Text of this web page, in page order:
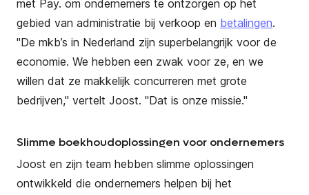
met Pay. om ondernemers te ontzorgen op het
gebied van administratie bij verkoop en betalingen.
"De mkb’s in Nederland zijn superbelangrijk voor de
economie. We hebben een zwak voor ze, en we
willen dat ze makkelijk concurreren met grote
bedrijven," vertelt Joost. "Dat is onze missie."
Slimme boekhoudoplossingen voor ondernemers
Joost en zijn team hebben slimme oplossingen
ontwikkeld die ondernemers helpen bij het